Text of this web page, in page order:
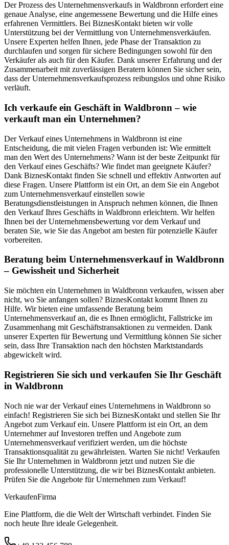
Der Prozess des Unternehmensverkaufs in Waldbronn erfordert eine
genaue Analyse, eine angemessene Bewertung und die Hilfe eines
erfahrenen Vermittlers. Bei BiznesKontakt bieten wir volle
Unterstützung bei der Vermittlung von Unternehmensverkäufen.
Unsere Experten helfen Ihnen, jede Phase der Transaktion zu
durchlaufen und sorgen für sichere Bedingungen sowohl für den
Verkäufer als auch für den Käufer. Dank unserer Erfahrung und der
Zusammenarbeit mit zuverlässigen Beratern können Sie sicher sein,
dass der Unternehmensverkaufsprozess reibungslos und ohne Risiko
verläuft.
Ich verkaufe ein Geschäft in Waldbronn – wie
verkauft man ein Unternehmen?
Der Verkauf eines Unternehmens in Waldbronn ist eine
Entscheidung, die mit vielen Fragen verbunden ist: Wie ermittelt
man den Wert des Unternehmens? Wann ist der beste Zeitpunkt für
den Verkauf eines Geschäfts? Wie findet man geeignete Käufer?
Dank BiznesKontakt finden Sie schnell und effektiv Antworten auf
diese Fragen. Unsere Plattform ist ein Ort, an dem Sie ein Angebot
zum Unternehmensverkauf einstellen sowie
Beratungsdienstleistungen in Anspruch nehmen können, die Ihnen
den Verkauf Ihres Geschäfts in Waldbronn erleichtern. Wir helfen
Ihnen bei der Unternehmensbewertung vor dem Verkauf und
beraten Sie, wie Sie das Angebot am besten für potenzielle Käufer
vorbereiten.
Beratung beim Unternehmensverkauf in Waldbronn
– Gewissheit und Sicherheit
Sie möchten ein Unternehmen in Waldbronn verkaufen, wissen aber
nicht, wo Sie anfangen sollen? BiznesKontakt kommt Ihnen zu
Hilfe. Wir bieten eine umfassende Beratung beim
Unternehmensverkauf an, die es Ihnen ermöglicht, Fallstricke im
Zusammenhang mit Geschäftstransaktionen zu vermeiden. Dank
unserer Experten für Bewertung und Vermittlung können Sie sicher
sein, dass Ihre Transaktion nach den höchsten Marktstandards
abgewickelt wird.
Registrieren Sie sich und verkaufen Sie Ihr Geschäft
in Waldbronn
Noch nie war der Verkauf eines Unternehmens in Waldbronn so
einfach! Registrieren Sie sich bei BiznesKontakt und stellen Sie Ihr
Angebot zum Verkauf ein. Unsere Plattform ist ein Ort, an dem
Unternehmer auf Investoren treffen und Angebote zum
Unternehmensverkauf verifiziert werden, um die höchste
Transaktionsqualität zu gewährleisten. Warten Sie nicht! Verkaufen
Sie Ihr Unternehmen in Waldbronn jetzt und nutzen Sie die
professionelle Unterstützung, die wir bei BiznesKontakt anbieten.
Prüfen Sie die Angebote für Unternehmen zum Verkauf!
VerkaufenFirma
Eine Plattform, die die Welt der Wirtschaft verbindet. Finden Sie
noch heute Ihre ideale Gelegenheit.